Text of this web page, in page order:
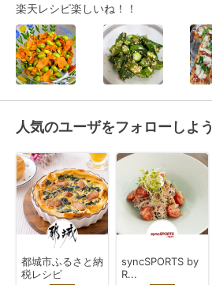
楽天レシピ楽しいね！！
人気のユーザをフォローしよう
都城市ふるさと納
税レシピ
syncSPORTS by
R...